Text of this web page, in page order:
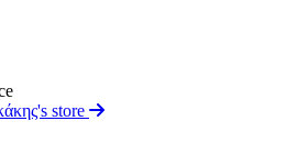
store